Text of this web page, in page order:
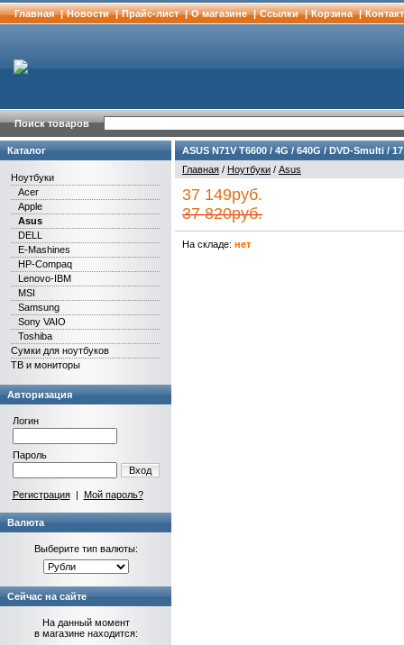
Главная | Новости | Прайс-лист | О магазине | Cсылки | Корзина |
Поиск товаров
Каталог
Ноутбуки
Acer
Apple
Asus
DELL
E-Mashines
HP-Compaq
Lenovo-IBM
MSI
Samsung
Sony VAIO
Toshiba
Сумки для ноутбуков
ТВ и мониторы
Авторизация
Логин
Пароль
Вход
Регистрация| Мой пароль?
Валюта
Выберите тип валюты:
Сейчас на сайте
На данный момент
в магазине находится:
ASUS N71V T6600 / 4G / 640G / DVD-Smulti /
Главная / Ноутбуки / Asus
37 149руб.
37 820руб.
На складе: нет